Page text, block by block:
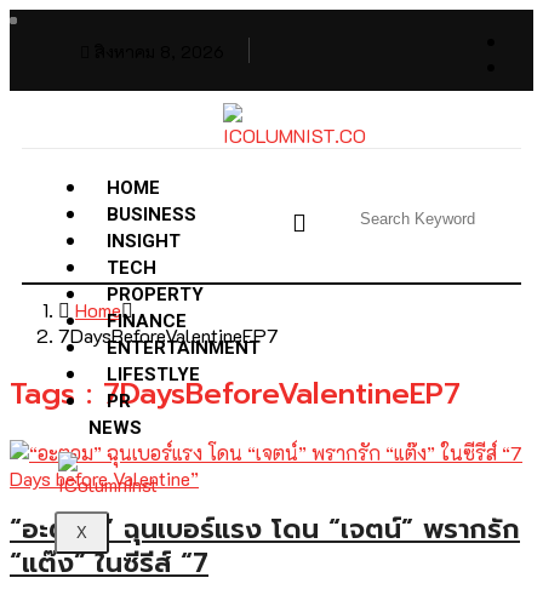
HOME
BUSINESS
INSIGHT
TECH
PROPERTY
FINANCE
ENTERTAINMENT
LIFESTLYE
PR
NEWS
X
Home
7DaysBeforeValentineEP7
Tags : 7DaysBeforeValentineEP7
“อะตอม” ฉุนเบอร์แรง โดน “เจตน์” พรากรัก
“แต๊ง” ในซีรีส์ “7